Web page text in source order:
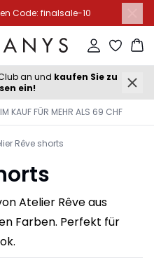
Code: finalsale-10
Einloggen
an und kaufen Sie zu
ein!
KAUF FÜR MEHR ALS 69 CHF
Rêve shorts
Atelier Rêve aus
Farben. Perfekt für